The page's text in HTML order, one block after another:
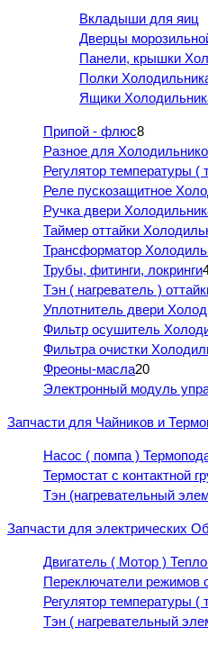
Вкладыши для яиц
Дверцы
Панели, крышки
Полки
Ящики
Припой - флюс8
Разное для
Регулятор температуры (
Реле пускозащитное
Ручка двери
Таймер оттайки
Трансформатор
Трубы, фитинги, локринги
Тэн ( нагреватель )
Уплотнитель двери
Фильтр осушитель
Фильтра очистки
Фреоны-масла20
Электронный модуль
Запчасти для Чайников и
Насос ( помпа )
Термостат с контактной
Тэн (нагревательный
Запчасти для электрических
Двигатель ( Мотор )
Переключатели режимов
Регулятор температуры (
Тэн ( нагревательный